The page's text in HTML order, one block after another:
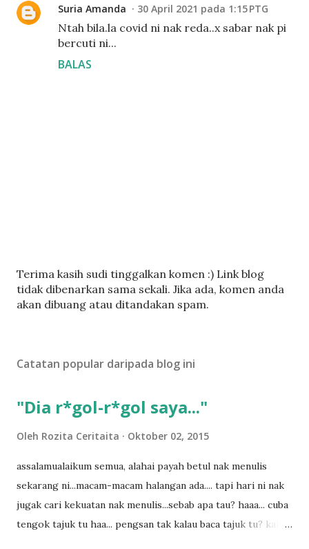
Suria Amanda 30 April 2021 pada 1:15 PTG
Ntah bila.la covid ni nak reda..x sabar nak pi
bercuti ni...
BALAS
C
a
t
l
a
Terima kasih sudi tinggalkan komen :) Link blog
tidak dibenarkan sama sekali. Jika ada, komen anda
akan dibuang atau ditandakan spam.
Catatan popular daripada blog ini
"Dia r*gol-r*gol saya..."
Oleh Rozita Ceritaita Oktober 02, 2015
assalamualaikum semua, alahai payah betul nak menulis
sekarang ni...macam-macam halangan ada.... tapi hari ni nak
jugak cari kekuatan nak menulis...sebab apa tau? haaa... cuba
tengok tajuk tu haa... pengsan tak kalau baca tajuk tu? kalau